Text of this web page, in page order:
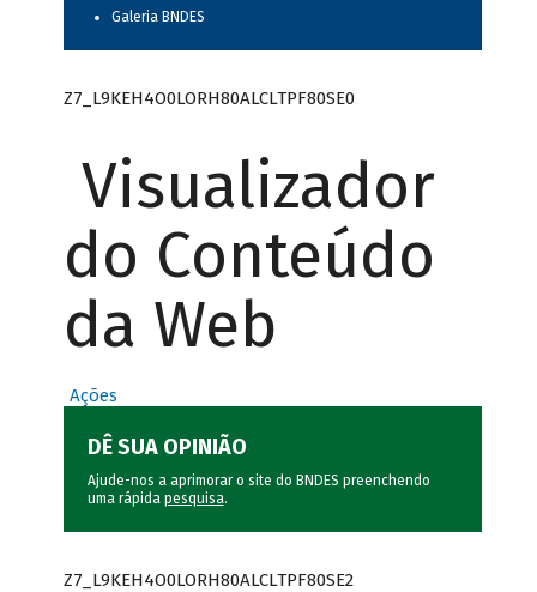
Galeria BNDES
Z7_L9KEH4O0LORH80ALCLTPF80SE0
Visualizador
do Conteúdo
da Web
Ações
DÊ SUA OPINIÃO
Ajude-nos a aprimorar o site do BNDES preenchendo
uma rápida pesquisa.
Z7_L9KEH4O0LORH80ALCLTPF80SE2